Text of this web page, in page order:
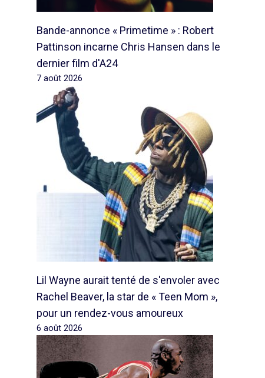
Bande-annonce « Primetime » : Robert
Pattinson incarne Chris Hansen dans le
dernier film d'A24
7 août 2026
Lil Wayne aurait tenté de s'envoler avec
Rachel Beaver, la star de « Teen Mom »,
pour un rendez-vous amoureux
6 août 2026